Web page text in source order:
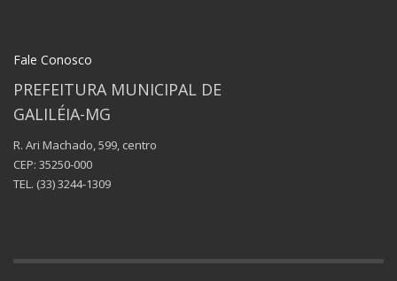
Fale Conosco
PREFEITURA MUNICIPAL DE
GALILÉIA-MG
R. Ari Machado, 599, centro
CEP: 35250-000
TEL. (33) 3244-1309